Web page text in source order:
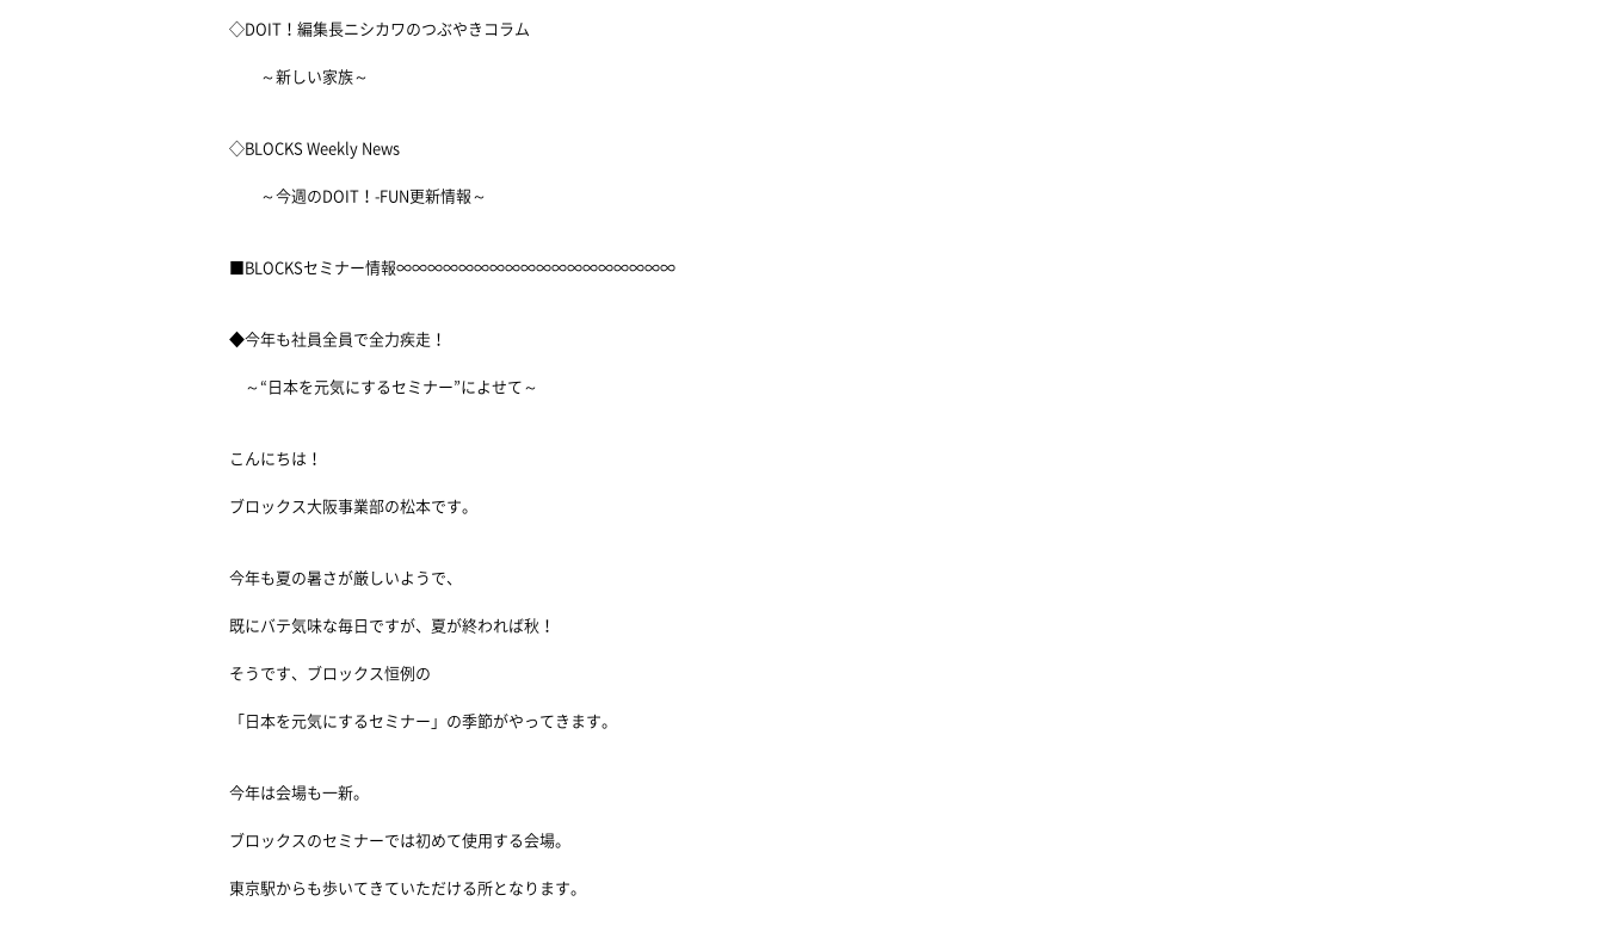
◇DOIT！編集長ニシカワのつぶやきコラム
～新しい家族～
◇BLOCKS Weekly News
～今週のDOIT！-FUN更新情報～
■BLOCKSセミナー情報∞∞∞∞∞∞∞∞∞∞∞∞∞∞∞∞∞∞
◆今年も社員全員で全力疾走！
～“日本を元気にするセミナー”によせて～
こんにちは！
ブロックス大阪事業部の松本です。
今年も夏の暑さが厳しいようで、
既にバテ気味な毎日ですが、夏が終われば秋！
そうです、ブロックス恒例の
「日本を元気にするセミナー」の季節がやってきます。
今年は会場も一新。
ブロックスのセミナーでは初めて使用する会場。
東京駅からも歩いてきていただける所となります。